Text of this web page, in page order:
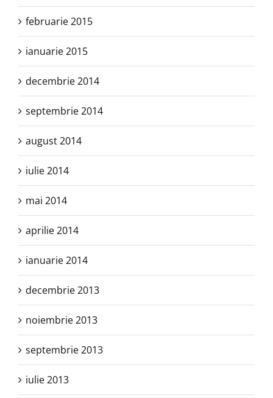
februarie 2015
ianuarie 2015
decembrie 2014
septembrie 2014
august 2014
iulie 2014
mai 2014
aprilie 2014
ianuarie 2014
decembrie 2013
noiembrie 2013
septembrie 2013
iulie 2013